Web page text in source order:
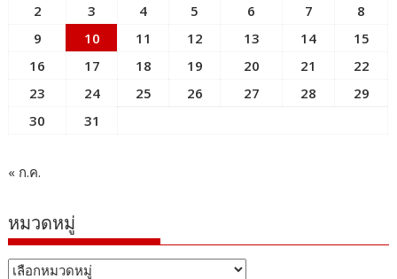
2
3 4 5 6 7
8
9
10 11 12 13 14
15
16
17 18 19 20 21
22
23
24 25 26 27 28
29
30
31
« ก.ค.
หมวดหมู่
หมวด